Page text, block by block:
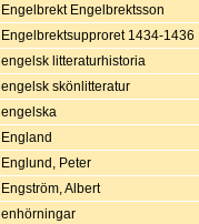
Engelbrekt Engelbrektsson
Engelbrektsupproret 1434-1436
engelsk litteraturhistoria
engelsk skönlitteratur
engelska
England
Englund, Peter
Engström, Albert
enhörningar